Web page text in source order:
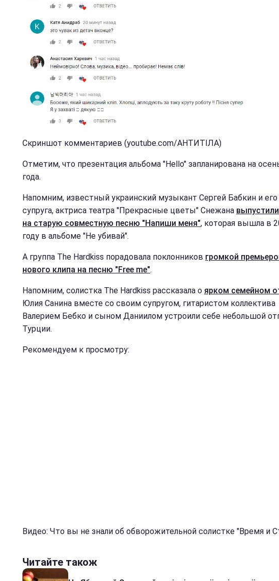
Скриншот комментариев (youtube.com/АНТИТІЛА)
Отметим, что презентация альбома "Hello" запланирована на
года.
Напомним, известный украинский музыкант Сергей Бабкин и его
супруга, актриса театра "Прекрасные цветы" Снежана
на старую совместную песню "Напиши меня", которая вышла в
году в альбоме "Не убивай".
А группа The Hardkiss порадовала поклонников громкой
нового клипа на песню "Free me".
Напомним, солистка The Hardkiss рассказала о ярком семейном
Юлия Санина вместе со своим супругом, гитаристом коллектива
Валерием Бебко и сыном Даниилом устроили себе небольшой
Турции.
Рекомендуем к просмотру:
Видео: Что вы не знали об обворожительной солистке "Время и
Читайте також